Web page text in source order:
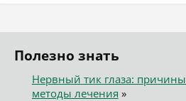
Полезно знать
Нервный тик глаза:
методы лечения »